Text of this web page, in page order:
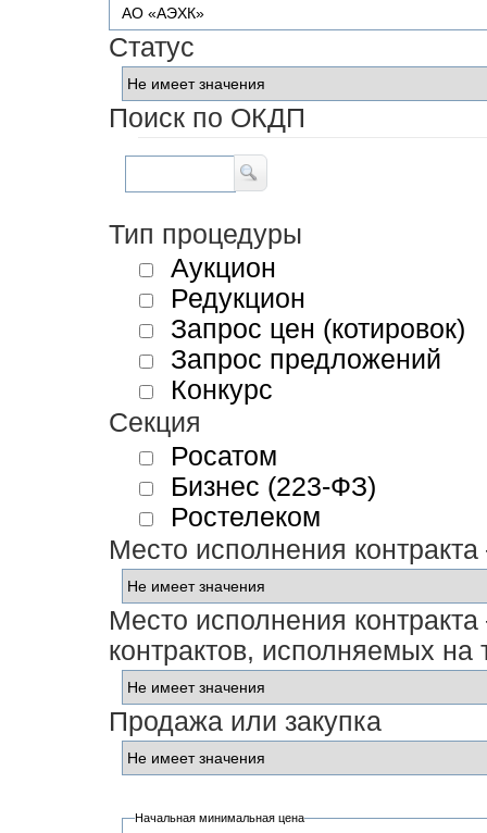
Статус
Поиск по ОКДП
Тип процедуры
Аукцион
Редукцион
Запрос цен (котировок)
Запрос предложений
Конкурс
Секция
Росатом
Бизнес (223-ФЗ)
Ростелеком
Место исполнения
Место исполнения
контрактов, исполняемых
Продажа или закупка
Начальная минимальная цена